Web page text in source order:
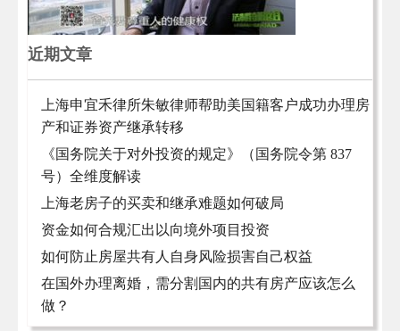
近期文章
上海申宜禾律所朱敏律师帮助美国籍客户成功办理房
产和证券资产继承转移
《国务院关于对外投资的规定》（国务院令第 837
号）全维度解读
上海老房子的买卖和继承难题如何破局
资金如何合规汇出以向境外项目投资
如何防止房屋共有人自身风险损害自己权益
在国外办理离婚，需分割国内的共有房产应该怎么
做？